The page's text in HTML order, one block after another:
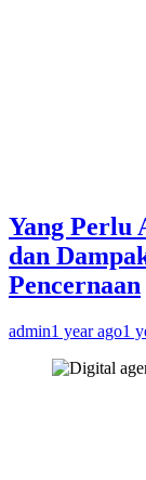
Yang Perlu
dan
Pencernaan
admin1 year ago1